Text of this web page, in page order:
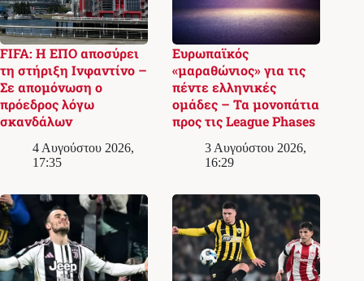
FIFA: Η ΕΠΟ αποσύρει
τη στήριξη Ινφαντίνο –
Σε απομόνωση ο
πρόεδρος λόγω
σκανδάλων
4 Αυγούστου 2026,
17:35
Ευρωπαϊκός
«μαραθώνιος» για τις
πέντε ελληνικές
ομάδες – Τα μονοπάτια
προς τις League Phases
3 Αυγούστου 2026,
16:29